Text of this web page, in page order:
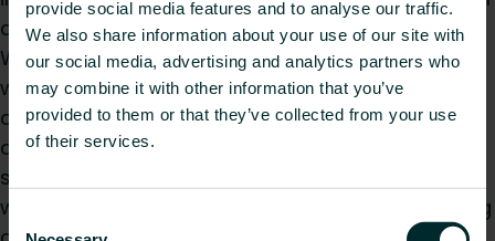
provide social media features and to analyse our traffic.
We also share information about your use of our site with
our social media, advertising and analytics partners who
may combine it with other information that you’ve
provided to them or that they’ve collected from your use
of their services.
dan niet gebruik te maken van de koelmodus.
Wanneer zowel verwarming als actieve koeling
wordt toegepast, is het belangrijk om ook een
condensafvoer te installeren. Vergeet hierbij niet
de afvoer te voorzien van een sifon als
stankafsluiter. Indien condensvrij of droog koelen
wordt toegepast, wordt externe dauwpuntmeting